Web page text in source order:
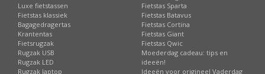
Luxe fietstassen
Fietstas klassiek
Bagagedragertas
Krantentas
Fietsrugzak
Rugzak USB
Rugzak LED
Rugzak laptop
Fietstas Sparta
Fietstas Batavus
Fietstas Cortina
Fietstas Giant
Fietstas Qwic
Moederdag cadeau: tips en
ideeën!
Ideeën voor origineel Vaderdag